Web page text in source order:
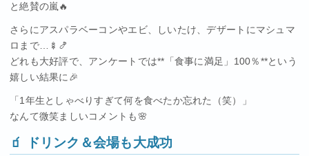
と絶賛の嵐🔥
さらにアスパラベーコンやエビ、しいたけ、デザートにマシュマ
ロまで…🍢🍤
どれも大好評で、アンケートでは**「食事に満足」100％**という
嬉しい結果に🎉
「1年生としゃべりすぎて何を食べたか忘れた（笑）」
なんて微笑ましいコメントも🌸
🧃 ドリンク＆会場も大成功